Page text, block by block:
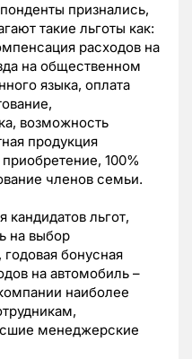
признались,
такие льготы как:
расходов на
на общественном
языка, оплата
возможность
продукция
100%
членов семьи.
льгот,
на выбор
годовая бонусная
на автомобиль –
наиболее
менеджерские